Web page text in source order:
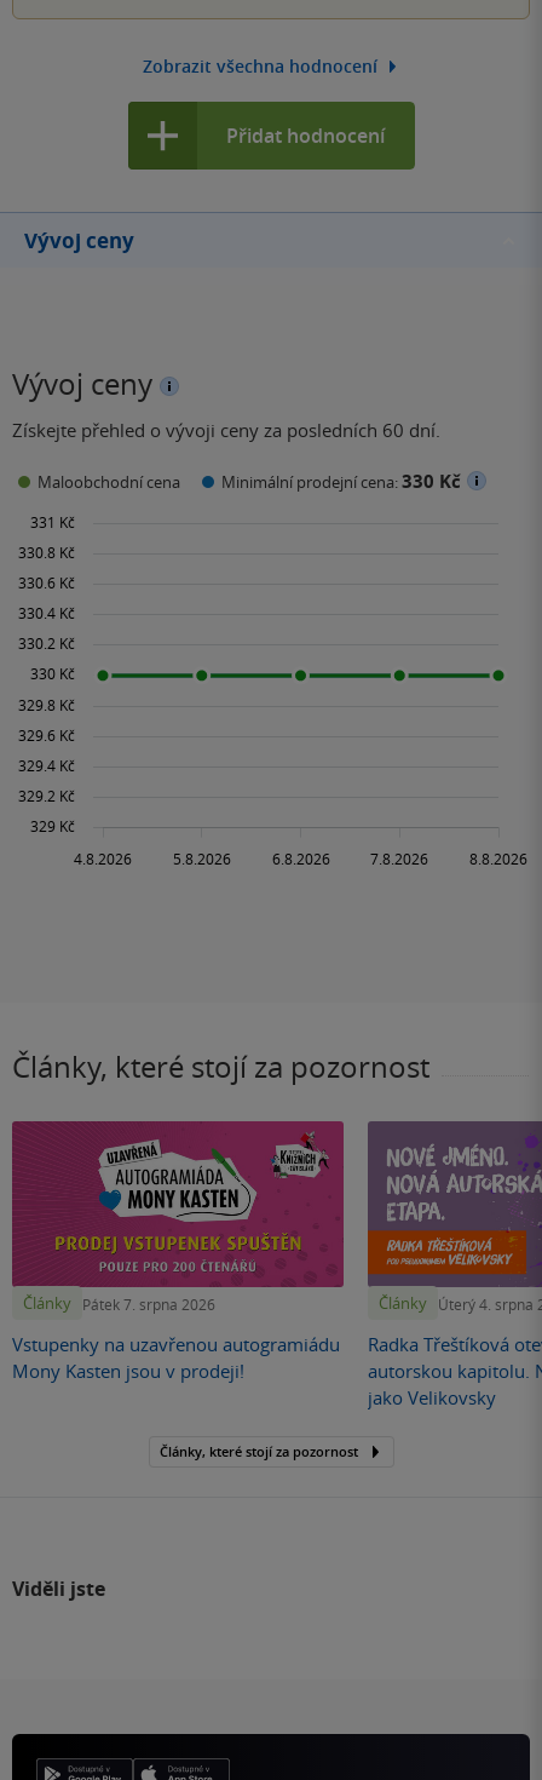
Zobrazit všechna hodnocení
Přidat hodnocení
Vývoj ceny
Vývoj ceny
Získejte přehled o vývoji ceny za posledních 60 dní.
Maloobchodní cena Minimální prodejní cena:330 Kč
Články, které stojí za pozornost
Články Pátek 7. srpna 2026
Vstupenky na uzavřenou autogramiádu
Mony Kasten jsou v prodeji!
Články Úterý 4. srpna
Radka Třeštíková
autorskou kapitolu.
jako Velikovsky
Články, které stojí za pozornost
Viděli jste